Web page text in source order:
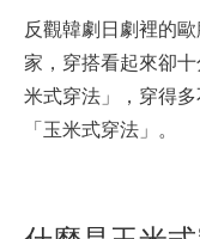
反觀韓劇日劇裡的
家，穿搭看起來卻
米式穿法」，穿得
「玉米式穿法」。